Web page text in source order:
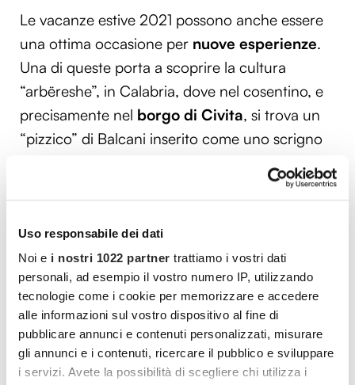
Uso responsabile dei dati
Noi e i nostri 1022 partner trattiamo i vostri dati
personali, ad esempio il vostro numero IP, utilizzando
tecnologie come i cookie per memorizzare e accedere
alle informazioni sul vostro dispositivo al fine di
pubblicare annunci e contenuti personalizzati, misurare
gli annunci e i contenuti, ricercare il pubblico e sviluppare
i servizi. Avete la possibilità di scegliere chi utilizza i
Le vacanze estive 2021 possono anche essere
una ottima occasione per nuove esperienze.
Una di queste porta a scoprire la cultura
“arbëreshe”, in Calabria, dove nel cosentino, e
precisamente nel borgo di Civita, si trova un
“pizzico” di Balcani inserito come uno scrigno
nella regione. Qui è custodita da secoli la
cultura di un popolo di origine albanese, gli
secolo. L’incantevole borgo che si trova
all’interno del Parco nazionale del Pollino offre
alla vista dei turisti ilMuseo Etnico Arbëreshë
nel quale sono conservati monili e
abbigliamento di questo popolo. Grazie a questi
oggetti si possono apprezzare le tradizioni e le
usanze, oltre che i sapori della cucina tipica, e